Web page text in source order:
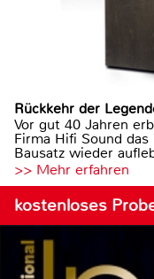
Rückkehr der
Vor gut 40 Jahren
Firma Hifi Sound
Bausatz wieder
>> Mehr erfahren
kostenloses